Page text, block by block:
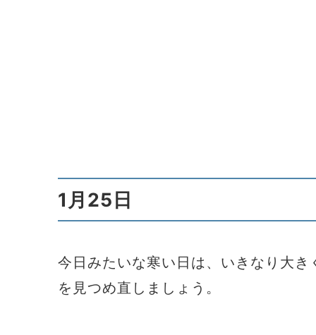
1月25日
今日みたいな寒い日は、いきなり大
を見つめ直しましょう。